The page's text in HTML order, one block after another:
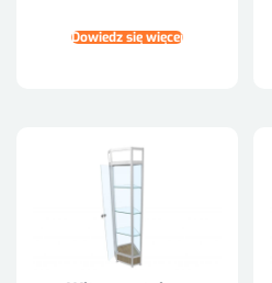
Dowiedz się więcej